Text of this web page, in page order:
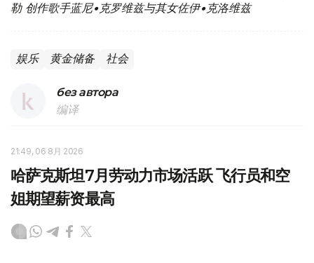
勒 创作歌手蓝尼•克罗维兹与其女佐伊•克洛维兹
娱乐 黄金储备 社会
без автора
编译
21:49, 06 8月 2026
哈萨克斯坦7月劳动力市场活跃 飞行员和空
姐期望薪资最高